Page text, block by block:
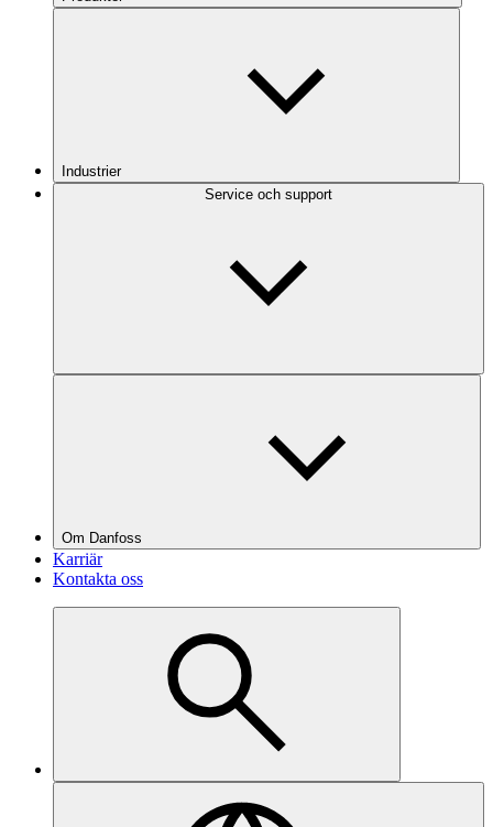
Industrier
Service och support
Om Danfoss
Karriär
Kontakta oss